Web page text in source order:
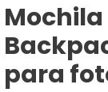
Mochila
para